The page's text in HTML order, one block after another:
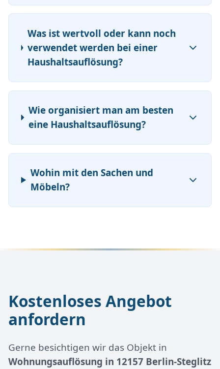
Was ist wertvoll oder kann noch
verwendet werden bei einer
Haushaltsauflösung?
Wie organisiert man am besten
eine Haushaltsauflösung?
Wohin mit den Sachen und
Möbeln?
Kostenloses Angebot
anfordern
Gerne besichtigen wir das Objekt in
Wohnungsauflösung in 12157 Berlin-Steglitz